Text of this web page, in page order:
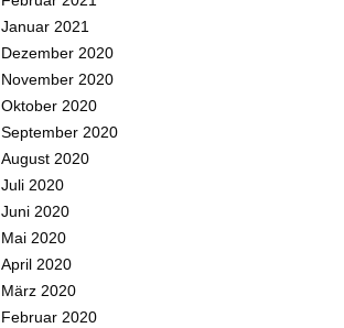
Januar 2021
Dezember 2020
November 2020
Oktober 2020
September 2020
August 2020
Juli 2020
Juni 2020
Mai 2020
April 2020
März 2020
Februar 2020